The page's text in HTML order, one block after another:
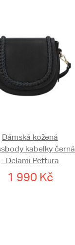
Dámská kožená
kabelky černá
- Delami Pettura
1 990 Kč